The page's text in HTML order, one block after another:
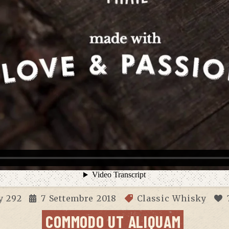
292 7 Settembre 2018 Classic Whisky
COMMODO UT ALIQUAM